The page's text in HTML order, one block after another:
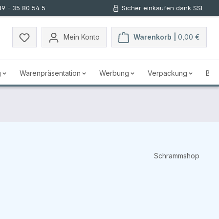
- 35 80 54 5 Sicher einkaufen dank SSL
Mein Konto Warenkorb | 0,00 €
Warenpräsentation Werbung Verpackung
Schrammshop